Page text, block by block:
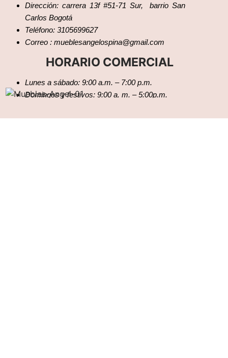
Dirección: carrera 13f #51-71 Sur, barrio San
Carlos Bogotá
Teléfono: 3105699627
Correo : mueblesangelospina@gmail.com
HORARIO COMERCIAL
Lunes a sábado: 9:00 a.m. – 7:00 p.m.
Domingos y festivos: 9:00 a. m. – 5:00p.m.